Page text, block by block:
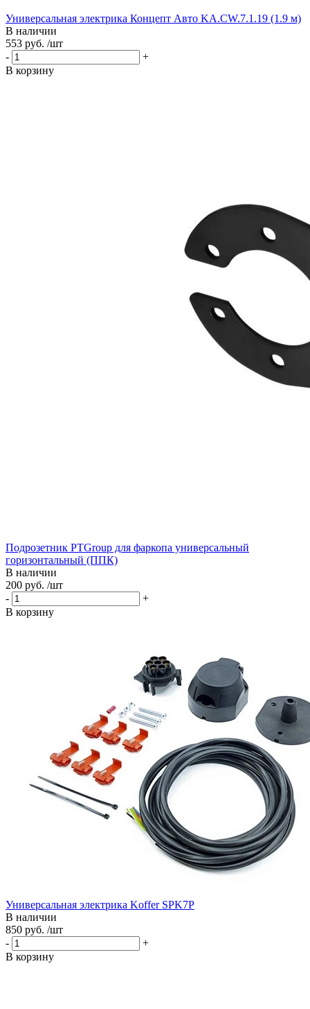
Универсальная электрика Концепт Авто KA.CW.7.1.19 (1.9 м)
В наличии
553 руб. /шт
-
+
В корзину
Подрозетник PTGroup для фаркопа универсальный
горизонтальный (ППК)
В наличии
200 руб. /шт
-
+
В корзину
Универсальная электрика Koffer SPK7P
В наличии
850 руб. /шт
-
+
В корзину